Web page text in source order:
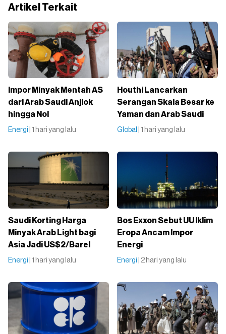
Artikel Terkait
Impor Minyak Mentah AS
dari Arab Saudi Anjlok
hingga Nol
Energi | 1 hari yang lalu
Houthi Lancarkan
Serangan Skala Besar ke
Yaman dan Arab Saudi
Global | 1 hari yang lalu
Saudi Korting Harga
Minyak Arab Light bagi
Asia Jadi US$2/Barel
Energi | 1 hari yang lalu
Bos Exxon Sebut UU Iklim
Eropa Ancam Impor
Energi
Energi | 2 hari yang lalu